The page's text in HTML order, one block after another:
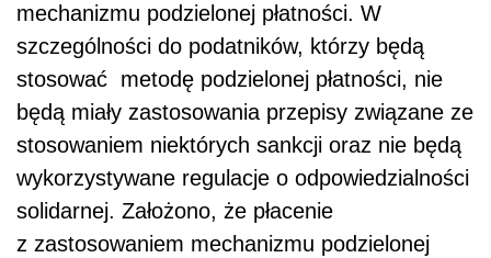
mechanizmu podzielonej płatności. W
szczególności do podatników, którzy będą
stosować metodę podzielonej płatności, nie
będą miały zastosowania przepisy związane ze
stosowaniem niektórych sankcji oraz nie będą
wykorzystywane regulacje o odpowiedzialności
solidarnej. Założono, że płacenie
z zastosowaniem mechanizmu podzielonej